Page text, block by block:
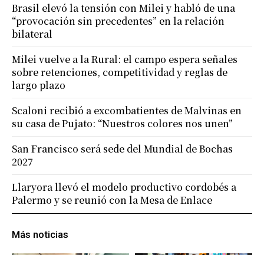
Más noticias
Brasil elevó la tensión con Milei y habló de una
“provocación sin precedentes” en la relación
bilateral
Milei vuelve a la Rural: el campo espera señales
sobre retenciones, competitividad y reglas de
largo plazo
Scaloni recibió a excombatientes de Malvinas en
su casa de Pujato: “Nuestros colores nos unen”
San Francisco será sede del Mundial de Bochas
2027
Llaryora llevó el modelo productivo cordobés a
Palermo y se reunió con la Mesa de Enlace